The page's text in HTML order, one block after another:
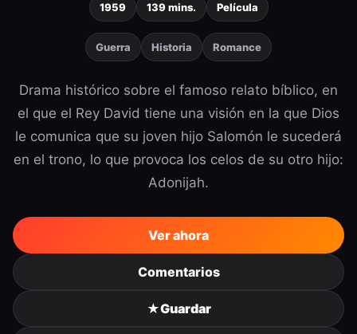
1959 139 mins. Película
Guerra Historia Romance
Drama histórico sobre el famoso relato bíblico, en
el que el Rey David tiene una visión en la que Dios
le comunica que su joven hijo Salomón le sucederá
en el trono, lo que provoca los celos de su otro hijo:
Adonijah.
Ver ahora
Comentarios
★Guardar